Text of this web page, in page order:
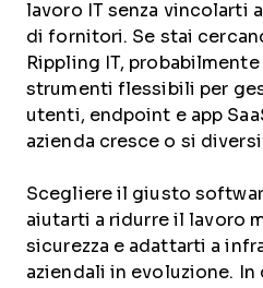
lavoro IT senza vincolarti
di fornitori. Se stai
Rippling IT,
strumenti flessibili per
utenti, endpoint e app
azienda cresce o si
Scegliere il giusto
aiutarti a ridurre il lavoro
sicurezza e adattarti a
aziendali in evoluzione.